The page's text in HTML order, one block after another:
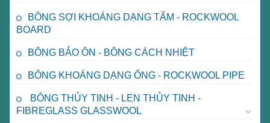
BÔNG SỢI KHOÁNG DẠNG TẤM - ROCKWOOL
BOARD
BÔNG BẢO ÔN - BÔNG CÁCH NHIỆT
BÔNG KHOÁNG DẠNG ỐNG - ROCKWOOL PIPE
BÔNG THỦY TINH - LEN THỦY TINH -
FIBREGLASS GLASSWOOL